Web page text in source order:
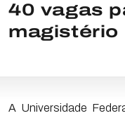
40 vagas
magistério
A Universidade